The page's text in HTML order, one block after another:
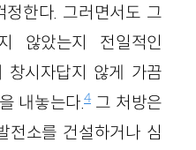
한다. 그러면서도 그
않았는지 전일적인
시자답지 않게 가끔
내놓는다.4그 처방은
전소를 건설하거나 심